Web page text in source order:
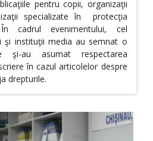
pentru copii, organizaţii
specializate în protecţia
cadrul evenimentului, cel
şi instituţii media au semnat o
şi-au asumat respectarea
în cazul articolelor despre
drepturile.